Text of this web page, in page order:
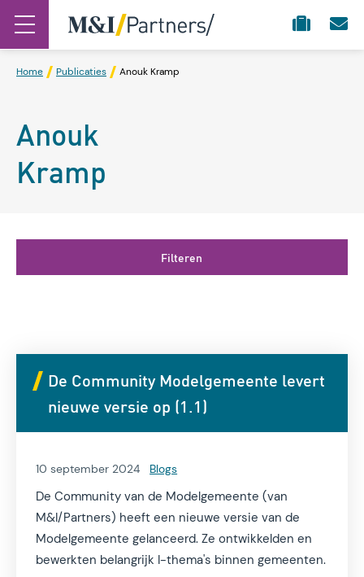
Home Publicaties Anouk Kramp
Anouk
Kramp
Filteren
De Community Modelgemeente levert
nieuwe versie op (1.1)
10 september 2024 Blogs
De Community van de Modelgemeente (van
M&I/Partners) heeft een nieuwe versie van de
Modelgemeente gelanceerd. Ze ontwikkelden en
bewerkten belangrijk I-thema's binnen gemeenten.